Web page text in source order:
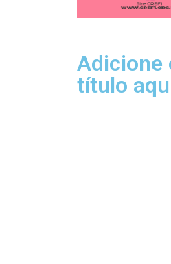
Adicione
título